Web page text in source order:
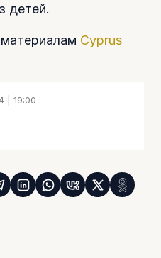
детей.
Cyprus
| 19:00